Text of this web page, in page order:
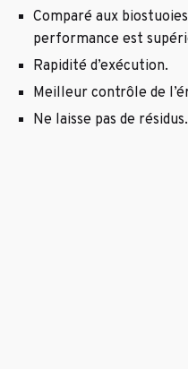
Comparé aux
performance est
Rapidité d’exécution.
Meilleur contrôle de
Ne laisse pas de résidus.